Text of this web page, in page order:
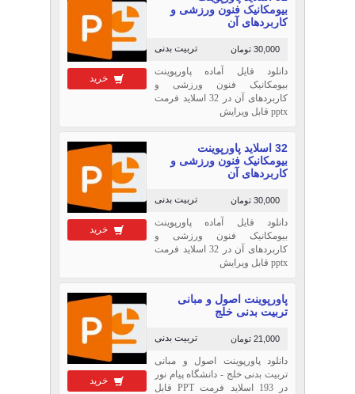
خرید
بیومکانیک فنون ورزشی و
کاربردهای آن
تربیت بدنی 30,000 تومان
دانلود فایل آماده پاورپوینت
بیومکانیک فنون ورزشی و
کاربردهای آن در 32 اسلاید فرمت
pptx قابل ویرایش
خرید
32 اسلاید پاورپوینت
بیومکانیک فنون ورزشی و
کاربردهای آن
تربیت بدنی 30,000 تومان
دانلود فایل آماده پاورپوینت
بیومکانیک فنون ورزشی و
کاربردهای آن در 32 اسلاید فرمت
pptx قابل ویرایش
خرید
پاورپوینت اصول و مبانی
تربیت بدنی خلج
تربیت بدنی 21,000 تومان
دانلود پاورپوینت اصول و مبانی
تربیت بدنی خلج - دانشگاه پیام نور
در 193 اسلاید فرمت PPT قابل